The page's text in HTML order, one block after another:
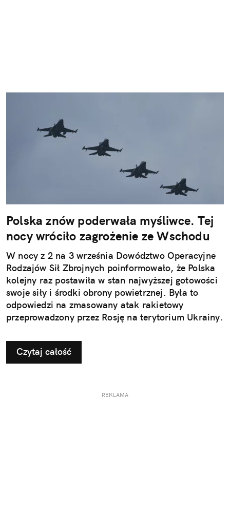
Polska znów poderwała myśliwce. Tej
nocy wróciło zagrożenie ze Wschodu
W nocy z 2 na 3 września Dowództwo Operacyjne
Rodzajów Sił Zbrojnych poinformowało, że Polska
kolejny raz postawiła w stan najwyższej gotowości
swoje siły i środki obrony powietrznej. Była to
odpowiedzi na zmasowany atak rakietowy
przeprowadzony przez Rosję na terytorium Ukrainy.
Czytaj całość
REKLAMA